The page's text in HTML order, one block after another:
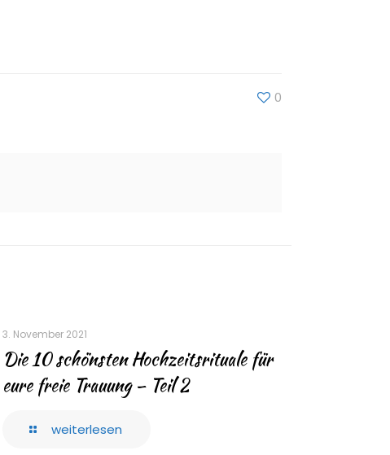
0
3. November 2021
Die 10 schönsten Hochzeitsrituale für
eure freie Trauung – Teil 2
weiterlesen